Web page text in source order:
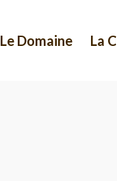
Le Domaine La